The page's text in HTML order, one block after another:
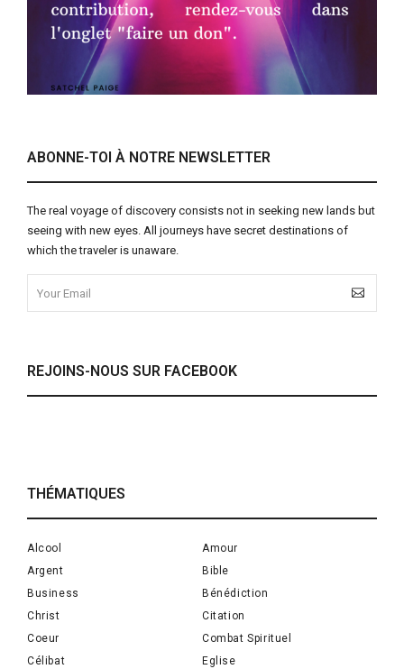
ABONNE-TOI À NOTRE NEWSLETTER
The real voyage of discovery consists not in seeking new lands but
seeing with new eyes. All journeys have secret destinations of
which the traveler is unaware.
REJOINS-NOUS SUR FACEBOOK
THÉMATIQUES
Alcool
Amour
Argent
Bible
Business
Bénédiction
Christ
Citation
Coeur
Combat Spirituel
Célibat
Eglise